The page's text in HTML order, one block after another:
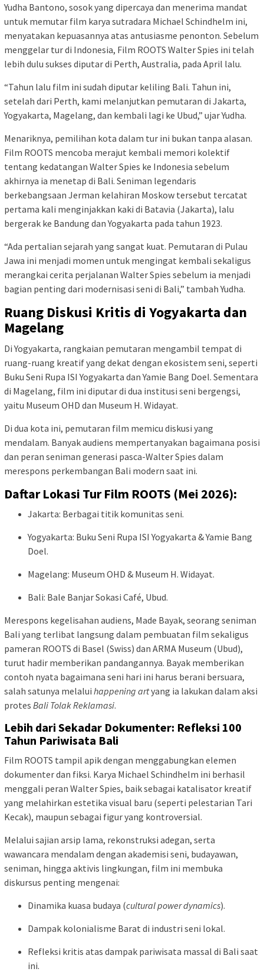
Yudha Bantono, sosok yang dipercaya dan menerima mandat
untuk memutar film karya sutradara Michael Schindhelm ini,
menyatakan kepuasannya atas antusiasme penonton. Sebelum
menggelar tur di Indonesia, Film ROOTS Walter Spies ini telah
lebih dulu sukses diputar di Perth, Australia, pada April lalu.
“Tahun lalu film ini sudah diputar keliling Bali. Tahun ini,
setelah dari Perth, kami melanjutkan pemutaran di Jakarta,
Yogyakarta, Magelang, dan kembali lagi ke Ubud,” ujar Yudha.
Menariknya, pemilihan kota dalam tur ini bukan tanpa alasan.
Film ROOTS mencoba merajut kembali memori kolektif
tentang kedatangan Walter Spies ke Indonesia sebelum
akhirnya ia menetap di Bali. Seniman legendaris
berkebangsaan Jerman kelahiran Moskow tersebut tercatat
pertama kali menginjakkan kaki di Batavia (Jakarta), lalu
bergerak ke Bandung dan Yogyakarta pada tahun 1923.
“Ada pertalian sejarah yang sangat kuat. Pemutaran di Pulau
Jawa ini menjadi momen untuk mengingat kembali sekaligus
merangkai cerita perjalanan Walter Spies sebelum ia menjadi
bagian penting dari modernisasi seni di Bali,” tambah Yudha.
Ruang Diskusi Kritis di Yogyakarta dan
Magelang
Di Yogyakarta, rangkaian pemutaran mengambil tempat di
ruang-ruang kreatif yang dekat dengan ekosistem seni, seperti
Buku Seni Rupa ISI Yogyakarta dan Yamie Bang Doel. Sementara
di Magelang, film ini diputar di dua institusi seni bergengsi,
yaitu Museum OHD dan Museum H. Widayat.
Di dua kota ini, pemutaran film memicu diskusi yang
mendalam. Banyak audiens mempertanyakan bagaimana posisi
dan peran seniman generasi pasca-Walter Spies dalam
merespons perkembangan Bali modern saat ini.
Daftar Lokasi Tur Film ROOTS (Mei 2026):
Jakarta: Berbagai titik komunitas seni.
Yogyakarta: Buku Seni Rupa ISI Yogyakarta & Yamie Bang
Doel.
Magelang: Museum OHD & Museum H. Widayat.
Bali: Bale Banjar Sokasi Café, Ubud.
Merespons kegelisahan audiens, Made Bayak, seorang seniman
Bali yang terlibat langsung dalam pembuatan film sekaligus
pameran ROOTS di Basel (Swiss) dan ARMA Museum (Ubud),
turut hadir memberikan pandangannya. Bayak memberikan
contoh nyata bagaimana seni hari ini harus berani bersuara,
salah satunya melalui happening artyang ia lakukan dalam aksi
protes Bali Tolak Reklamasi.
Lebih dari Sekadar Dokumenter: Refleksi 100
Tahun Pariwisata Bali
Film ROOTS tampil apik dengan menggabungkan elemen
dokumenter dan fiksi. Karya Michael Schindhelm ini berhasil
menggali peran Walter Spies, baik sebagai katalisator kreatif
yang melahirkan estetika visual baru (seperti pelestarian Tari
Kecak), maupun sebagai figur yang kontroversial.
Melalui sajian arsip lama, rekonstruksi adegan, serta
wawancara mendalam dengan akademisi seni, budayawan,
seniman, hingga aktivis lingkungan, film ini membuka
diskursus penting mengenai:
Dinamika kuasa budaya (cultural power dynamics).
Dampak kolonialisme Barat di industri seni lokal.
Refleksi kritis atas dampak pariwisata massal di Bali saat
ini.